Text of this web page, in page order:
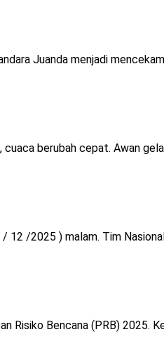
Juanda menjadi
berubah cepat. Awan
/ 12 /2025 ) malam. Tim
Risiko Bencana (PRB) 2025.